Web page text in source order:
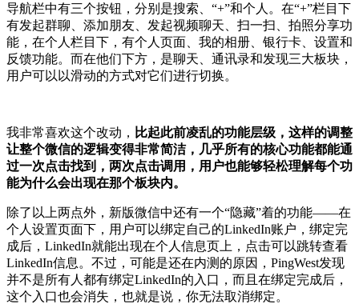
导航栏中有三个按钮，分别是搜索、“+”和个人。在“+”栏目下
有发起群聊、添加朋友、发起视频聊天、扫一扫、拍照分享功
能，在个人栏目下，有个人页面、我的相册、银行卡、设置和
反馈功能。而在他们下方，是聊天、通讯录和发现三大板块，
用户可以以滑动的方式对它们进行切换。
我非常喜欢这个改动， 比起此前凌乱的功能层级，这样的调整
让整个微信的逻辑变得非常简洁，几乎所有的核心功能都能通
过一次点击找到，两次点击调用，用户也能够轻松理解每个功
能为什么会出现在那个板块内。
除了以上两点外，新版微信中还有一个“隐藏”着的功能——在
个人设置页面下，用户可以绑定自己的LinkedIn账户，绑定完
成后，LinkedIn就能出现在个人信息页上，点击可以跳转查看
LinkedIn信息。不过，可能是还在内测的原因，PingWest发现
并不是所有人都有绑定LinkedIn的入口，而且在绑定完成后，
这个入口也会消失，也就是说，你无法取消绑定。